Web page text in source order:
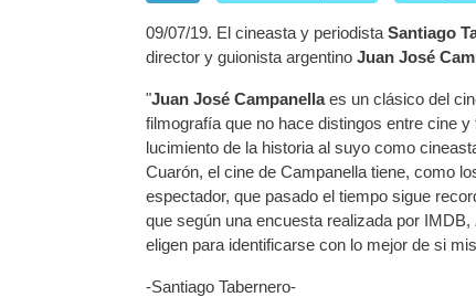
09/07/19. El cineasta y periodista Santiago
director y guionista argentino Juan José
"Juan José Campanellaes un clásico del
filmografía que no hace distingos entre cine
lucimiento de la historia al suyo como
Cuarón, el cine de Campanella tiene, como
espectador, que pasado el tiempo sigue
que según una encuesta realizada por IMDB,
eligen para identificarse con lo mejor de si
-Santiago Tabernero-